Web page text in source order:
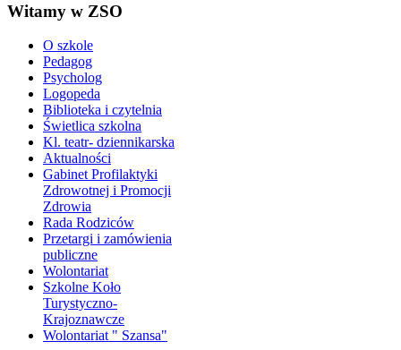
Witamy w ZSO
O szkole
Pedagog
Psycholog
Logopeda
Biblioteka i czytelnia
Świetlica szkolna
Kl. teatr- dziennikarska
Aktualności
Gabinet Profilaktyki
Zdrowotnej i Promocji
Zdrowia
Rada Rodziców
Przetargi i zamówienia
publiczne
Wolontariat
Szkolne Koło
Turystyczno-
Krajoznawcze
Wolontariat " Szansa"